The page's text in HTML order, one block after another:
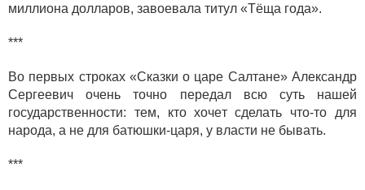
миллиона долларов, завоевала титул «Тёща года».
***
Во первых строках «Сказки о царе Салтане» Александр
Сергеевич очень точно передал всю суть нашей
государственности: тем, кто хочет сделать что-то для
народа, а не для батюшки-царя, у власти не бывать.
***